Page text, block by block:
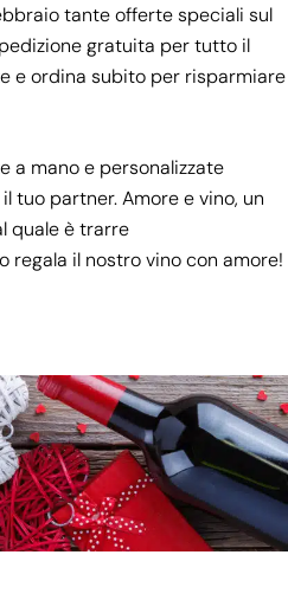
tanteofferte speciali sul
gratuita per tutto il
e ordina subito per risparmiare
a mano e personalizzate
tuo partner.Amore e vino, un
quale è trarre
regala il nostro vino con amore!